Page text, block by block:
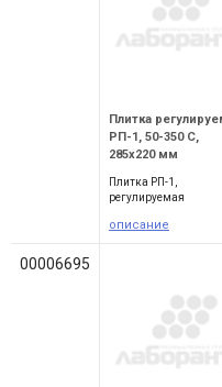
Плитка
РП-1, 50-350 С,
285х220 мм
Плитка РП-1,
регулируемая
описание
00006695